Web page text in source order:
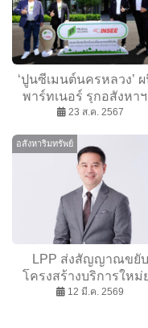
‘ปูนซีเมนต์นครหลวง’
พาร์ทเนอร์ รุกอสังหา
เขียว ชูนวัตกรรมปูนซีเม
ลดคาร์บอนฟุตพริ้นท์ เพื่
ธุรกิจ-สิ่งแวดล้อมยั่งยืน
23 ส.ค. 2567
อสังหาริมทรัพย์
LPP ส่งสัญญาณขยับ
โครงสร้างบริการใหม่
ระดับการดูแลอสังหาฯ
12 มี.ค. 2569